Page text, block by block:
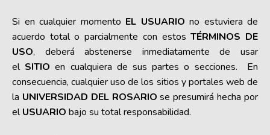
Si en cualquier momento EL USUARIO no estuviera de
acuerdo total o parcialmente con estosTÉRMINOS DE
USO, deberá abstenerse inmediatamente de usar
el SITIO en cualquiera de sus partes o secciones. En
consecuencia, cualquier uso de los sitios y portales web de
la UNIVERSIDAD DEL ROSARIO se presumirá hecha por
elUSUARIO bajo su total responsabilidad.